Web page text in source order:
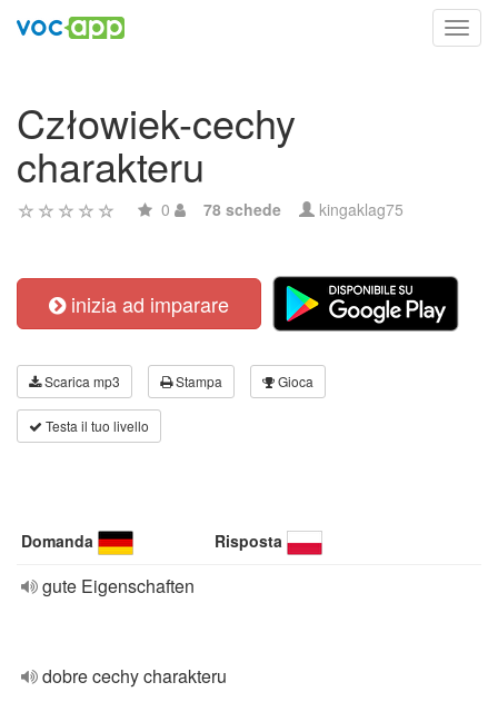
Człowiek-cechy
charakteru
0 78 schede kingaklag75
inizia ad imparare
Scarica mp3 Stampa Gioca
Testa il tuo livello
Domanda Risposta
gute Eigenschaften
dobre cechy charakteru